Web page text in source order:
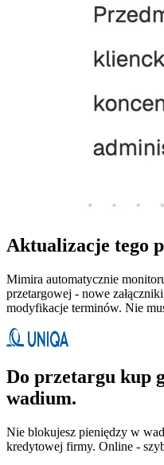
Aktualizacje tego
Mimira automatycznie
przetargowej - nowe
modyfikacje terminów. Nie
Do przetargu kup
wadium.
Nie blokujesz pieniędzy w
kredytowej firmy. Online -